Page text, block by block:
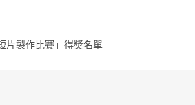
片製作比賽」得奬名單